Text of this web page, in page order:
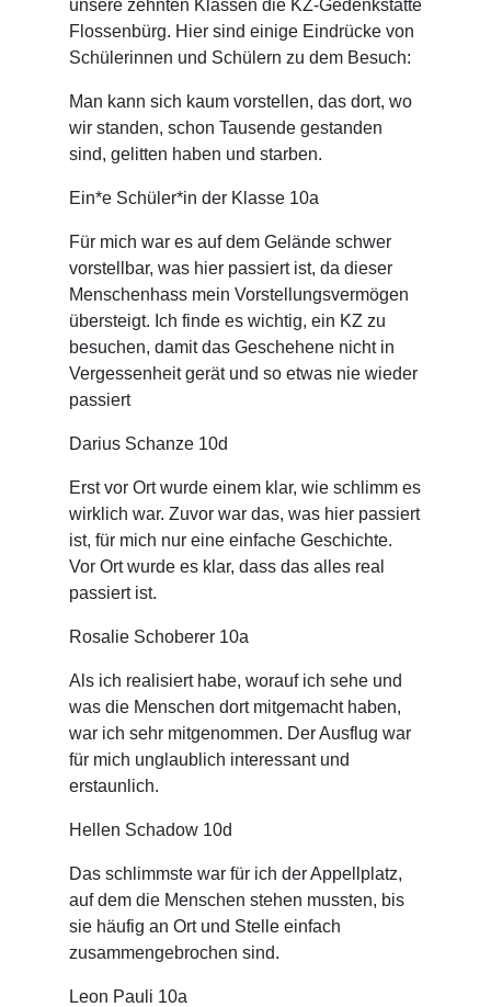
unsere zehnten Klassen die KZ-Gedenkstätte
Flossenbürg. Hier sind einige Eindrücke von
Schülerinnen und Schülern zu dem Besuch:
Man kann sich kaum vorstellen, das dort, wo
wir standen, schon Tausende gestanden
sind, gelitten haben und starben.
Ein*e Schüler*in der Klasse 10a
Für mich war es auf dem Gelände schwer
vorstellbar, was hier passiert ist, da dieser
Menschenhass mein Vorstellungsvermögen
übersteigt. Ich finde es wichtig, ein KZ zu
besuchen, damit das Geschehene nicht in
Vergessenheit gerät und so etwas nie wieder
passiert
Darius Schanze 10d
Erst vor Ort wurde einem klar, wie schlimm es
wirklich war. Zuvor war das, was hier passiert
ist, für mich nur eine einfache Geschichte.
Vor Ort wurde es klar, dass das alles real
passiert ist.
Rosalie Schoberer 10a
Als ich realisiert habe, worauf ich sehe und
was die Menschen dort mitgemacht haben,
war ich sehr mitgenommen. Der Ausflug war
für mich unglaublich interessant und
erstaunlich.
Hellen Schadow 10d
Das schlimmste war für ich der Appellplatz,
auf dem die Menschen stehen mussten, bis
sie häufig an Ort und Stelle einfach
zusammengebrochen sind.
Leon Pauli 10a